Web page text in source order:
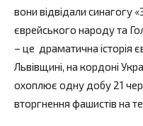
вони відвідали синагогу
єврейського народу та
– це драматична історія
Львівщині, на кордоні
охоплює одну добу 21
вторгнення фашистів на